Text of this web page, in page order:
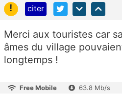
!
citer
Merci aux touristes car
âmes du village
longtemps !
Free Mobile 63.8 Mb/s